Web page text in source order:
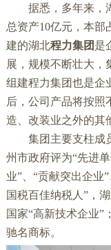
据悉，多年来，
总资产10亿元，本部
建的湖北程力集团 是
展，规模不断壮大，
组建程力集团也是企
后，公司产品将按照
造、改装业之外的其
集团主要支柱成
州市政府评为“先进
业”、“贡献突出企业
国税百佳纳税人”，
国家“高新技术企业”
驰名商标。